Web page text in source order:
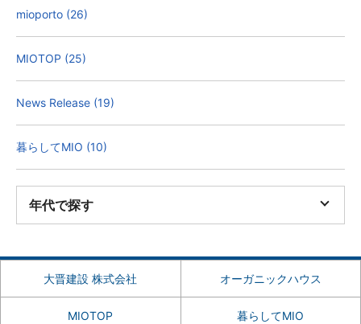
mioporto (26)
MIOTOP (25)
News Release (19)
暮らしてMIO (10)
年代で探す
大晋建設 株式会社 オーガニックハウス
MIOTOP 暮らしてMIO